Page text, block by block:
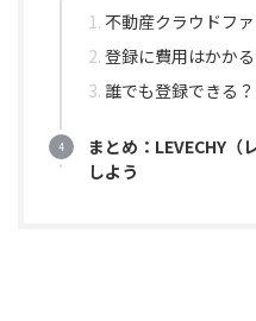
不動産クラウドフ
登録に費用はかかる
誰でも登録できる？
まとめ：LEVECHY（
しよう